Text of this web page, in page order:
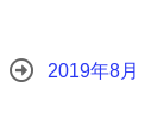
2019年8月